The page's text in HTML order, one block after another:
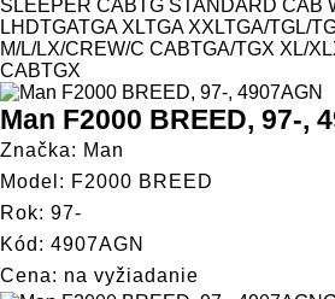
Model
SLEEPER CABTG STANDARD CAB
LHDTGATGA XLTGA XXLTGA/TGL/
M/L/LX/CREW/C CABTGA/TGX XL/
CABTGX
Man F2000 BREED, 97-,
Značka: Man
Model: F2000 BREED
Rok: 97-
Kód: 4907AGN
Cena: na vyžiadanie